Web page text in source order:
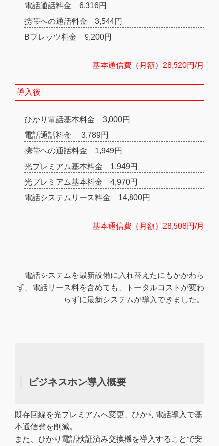
電話通話料金 6,316円
携帯への通話料金 3,544円
Bフレッツ料金 9,200円
基本通信費（月額）28,520円/月
導入後
ひかり電話基本料金 3,000円
電話通話料金 3,789円
携帯への通話料金 1,949円
光プレミアム基本料金 1,949円
光プレミアム基本料金 4,970円
電話システムリース料金 14,800円
基本通信費（月額）28,508円/月
電話システムを最新設備に入れ替えたにもかかわら
ず、電話リース料を含めても、トータルコストが変わ
らずに最新システムが導入できました。
ビジネスホン導入概要
既存回線を光プレミアムへ変更、ひかり電話導入で基
本通信費を削減。
また、ひかり電話検証済み交換機を導入することで安